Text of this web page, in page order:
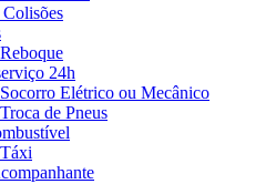
24h
Elétrico ou Mecânico
de Pneus